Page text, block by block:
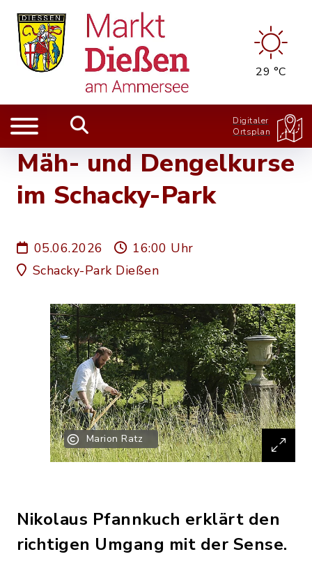
29 °C
Digitaler
Ortsplan
Mäh- und Dengelkurse
im Schacky-Park
05.06.2026
16:00 Uhr
Schacky-Park Dießen
Marion Ratz
Nikolaus Pfannkuch erklärt den
richtigen Umgang mit der Sense.